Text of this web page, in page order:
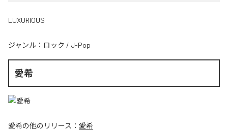
LUXURIOUS
ジャンル： ロック / J-Pop
愛希
愛希の他のリリース： 愛希